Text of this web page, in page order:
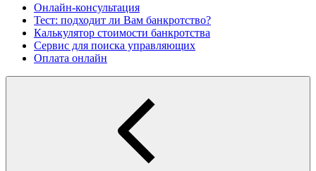
Онлайн-консультация
Тест: подходит ли Вам банкротство?
Калькулятор стоимости банкротства
Сервис для поиска управляющих
Оплата онлайн